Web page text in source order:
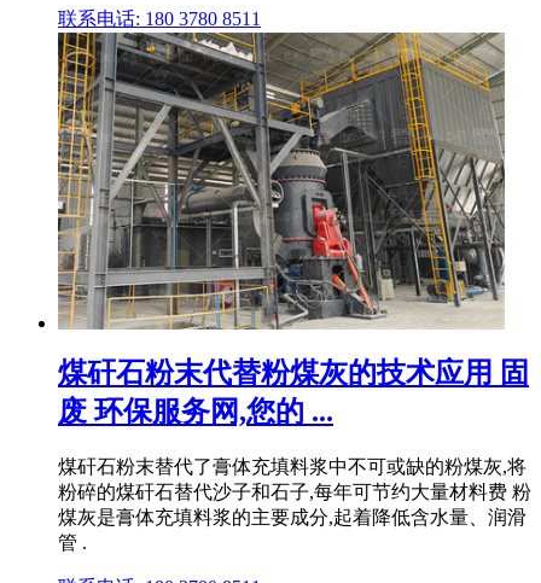
联系电话: 180 3780 8511
煤矸石粉末代替粉煤灰的技术应用 固
废 环保服务网,您的 ...
煤矸石粉末替代了膏体充填料浆中不可或缺的粉煤灰,将
粉碎的煤矸石替代沙子和石子,每年可节约大量材料费 粉
煤灰是膏体充填料浆的主要成分,起着降低含水量、润滑
管 .